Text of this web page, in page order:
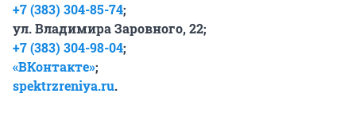
+7 (383) 304-85-74;
ул. Владимира Заровного, 22;
+7 (383) 304-98-04;
«ВКонтакте»;
spektrzreniya.ru.